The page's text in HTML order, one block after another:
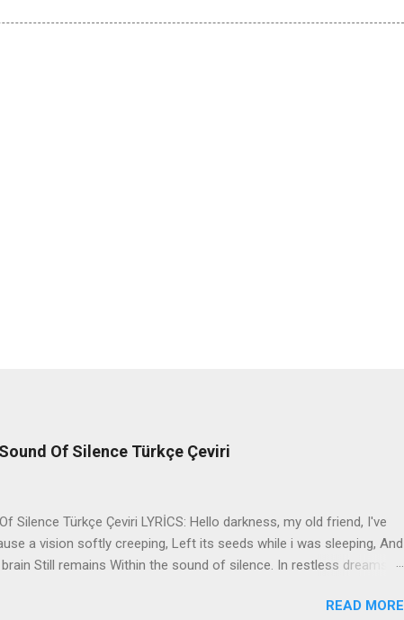
Of Silence Türkçe Çeviri
Silence Türkçe Çeviri LYRİCS: Hello darkness, my old friend, I've
a vision softly creeping, Left its seeds while i was sleeping, And
Still remains Within the sound of silence. In restless dreams i
were stabbed by the flash of a neon light That split the night And
READ MORE